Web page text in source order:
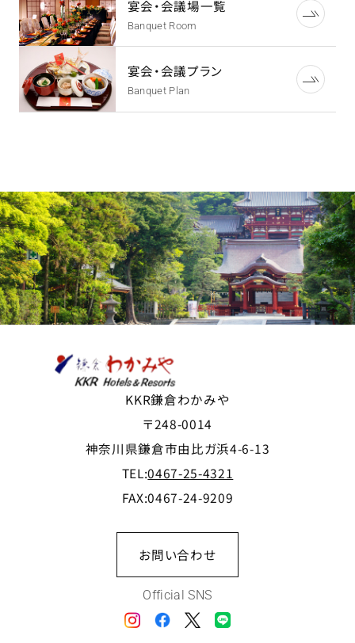
宴会・会議場一覧
Banquet Room
宴会・会議プラン
Banquet Plan
KKR鎌倉わかみや
〒248-0014
神奈川県鎌倉市由比ガ浜4-6-13
TEL:0467-25-4321
FAX:0467-24-9209
お問い合わせ
Official SNS